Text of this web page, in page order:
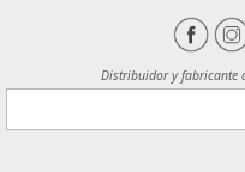
Distribuidor y fabricante